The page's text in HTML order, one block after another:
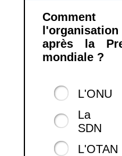
après la
mondiale ?
L'ONU
La
SDN
L'OTAN